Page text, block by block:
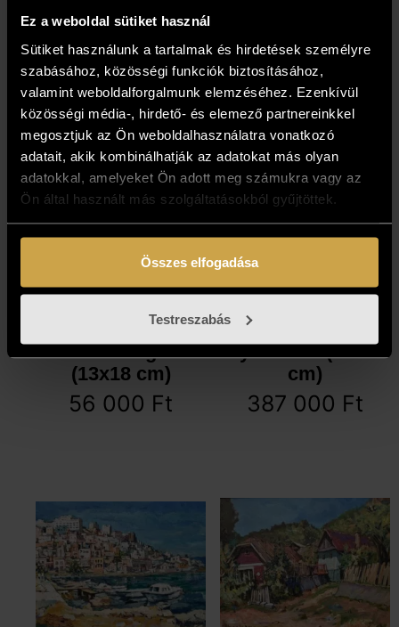
Ez a weboldal sütiket használ
Sütiket használunk a tartalmak és hirdetések személyre
szabásához, közösségi funkciók biztosításához,
valamint weboldalforgalmunk elemzéséhez. Ezenkívül
közösségi média-, hirdető- és elemező partnereinkkel
megosztjuk az Ön weboldalhasználatra vonatkozó
adatait, akik kombinálhatják az adatokat más olyan
adatokkal, amelyeket Ön adott meg számukra vagy az
Ön által használt más szolgáltatásokból gyűjtöttek.
Összes elfogadása
Testreszabás
Vajda Károly -
Falusi hangulat
(13x18 cm)
56 000 Ft
Vajda Károly -
Győr anno (50x70
cm)
387 000 Ft